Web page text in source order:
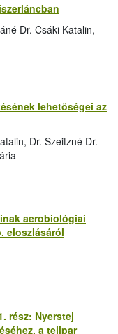
Dr. Csáki Katalin,
lehetőségei az
Dr. Szeitzné Dr.
aerobiológiai
eloszlásáról
rész: Nyerstej
a tejipar